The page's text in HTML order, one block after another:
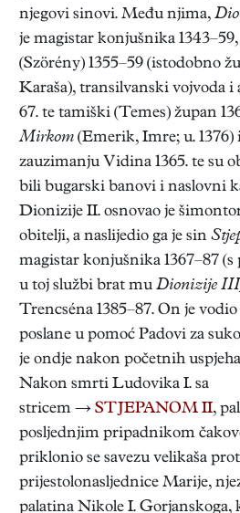
njegovi sinovi. Među njima,
je magistar konjušnika
(Szörény) 1355–59 (istodobno
Karaša), transilvanski vojvoda i
67. te tamiški (Temes) župan
Mirkom (Emerik, Imre; u.
zauzimanju Vidina 1365. te su
bili bugarski banovi i naslovni
Dionizije II. osnovao je
obitelji, a naslijedio ga je sin
magistar konjušnika 1367–87 (s
u toj službi brat mu Dionizije
Trencséna 1385–87. On je
poslane u pomoć Padovi za
je ondje nakon početnih
Nakon smrti Ludovika I. sa
stricem → STJEPANOM II,
posljednjim pripadnikom
priklonio se savezu velikaša
prijestolonasljednice Marije,
palatina Nikole I. Gorjanskoga,